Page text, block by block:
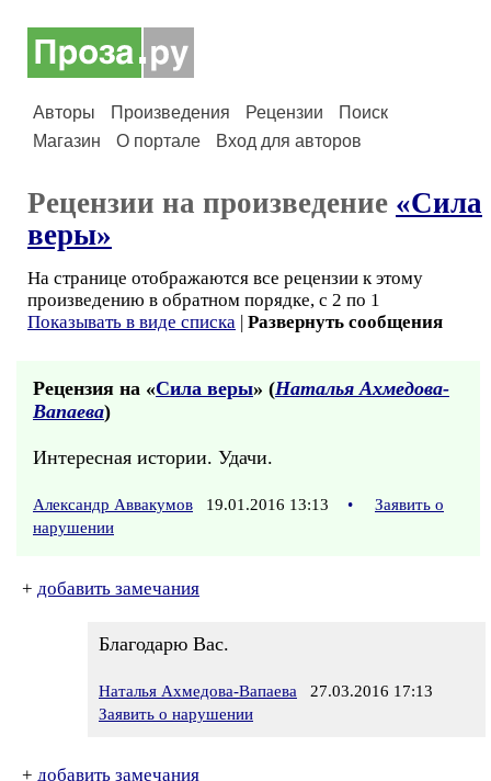
Авторы Произведения Рецензии
Поиск
Магазин
О портале Вход для авторов
Рецензии на произведение «Сила
веры»
На странице отображаются все рецензии к этому
произведению в обратном порядке, с 2 по 1
Показывать в виде списка | Развернуть сообщения
Рецензия на «Сила веры» (Наталья Ахмедова-
Вапаева)
Интересная истории. Удачи.
Александр Аввакумов 19.01.2016 13:13 •
Заявить о
нарушении
+ добавить замечания
Благодарю Вас.
Наталья Ахмедова-Вапаева 27.03.2016 17:13
Заявить о нарушении
+ добавить замечания